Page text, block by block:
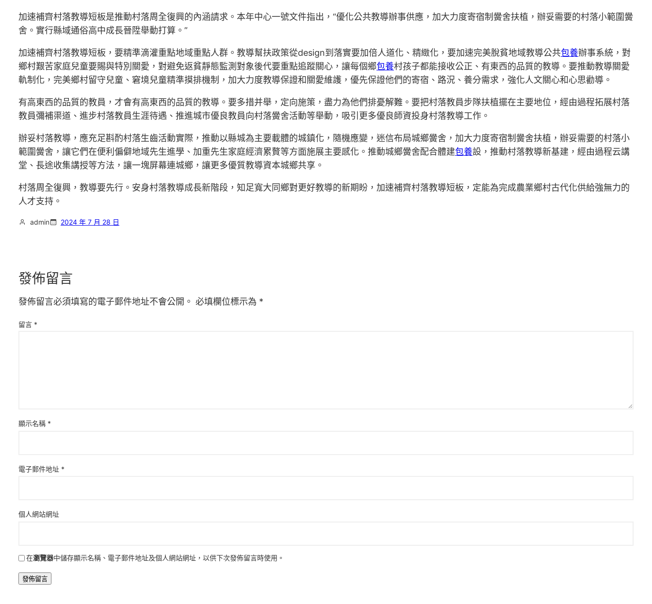
加速補齊村落教導短板是推動村落周全復興的內涵請求。本年中心一號文件指出，“優化公共教導辦事供應，加大力度寄宿制黌舍扶植，辦妥需要的村落小範圍黌
舍。實行縣域通俗高中成長晉陞舉動打算。”
加速補齊村落教導短板，要精準滴灌重點地域重點人群。教導幫扶政策從design到落實要加倍人道化、精緻化，要加速完美脫貧地域教導公共包養辦事系統，對
鄉村艱苦家庭兒童要賜與特別關愛，對避免返貧靜態監測對象後代要重點追蹤關心，讓每個鄉包養村孩子都能接收公正、有東西的品質的教導。要推動教導關愛
軌制化，完美鄉村留守兒童、窘境兒童精準摸排機制，加大力度教導保證和關愛維護，優先保證他們的寄宿、路況、養分需求，強化人文關心和心思勸導。
有高東西的品質的教員，才會有高東西的品質的教導。要多措并舉，定向施策，盡力為他們排憂解難。要把村落教員步隊扶植擺在主要地位，經由過程拓展村落
教員彌補渠道、進步村落教員生涯待遇、推進城市優良教員向村落黌舍活動等舉動，吸引更多優良師資投身村落教導工作。
辦妥村落教導，應充足斟酌村落生齒活動實際，推動以縣城為主要載體的城鎮化，隨機應變，迷信布局城鄉黌舍，加大力度寄宿制黌舍扶植，辦妥需要的村落小
範圍黌舍，讓它們在便利偏僻地域先生進學、加重先生家庭經濟累贅等方面施展主要感化。推動城鄉黌舍配合體建包養設，推動村落教導新基建，經由過程云講
堂、長途收集講授等方法，讓一塊屏幕連城鄉，讓更多優質教導資本城鄉共享。
村落周全復興，教導要先行。安身村落教導成長新階段，知足寬大同鄉對更好教導的新期盼，加速補齊村落教導短板，定能為完成農業鄉村古代化供給強無力的
人才支持。
admin 2024 年 7 月 28 日
發佈留言
發佈留言必須填寫的電子郵件地址不會公開。 必填欄位標示為 *
留言 *
顯示名稱 *
電子郵件地址 *
個人網站網址
在瀏覽器中儲存顯示名稱、電子郵件地址及個人網站網址，以供下次發佈留言時使用。